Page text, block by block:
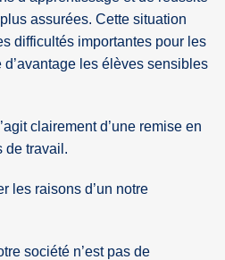
assurées. Cette situation
difficultés importantes pour les
les élèves sensibles
clairement d’une remise en
de travail.
les raisons d’un notre
société n’est pas de